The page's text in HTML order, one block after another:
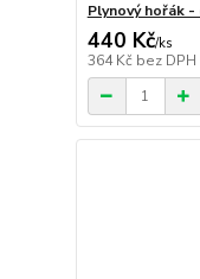
Plynový hořák
440 Kč/ks
364 Kč bez DPH